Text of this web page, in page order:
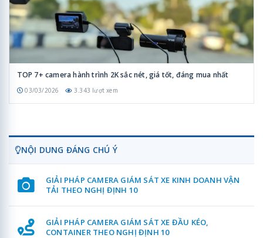
TOP 7+ camera hành trình 2K sắc nét, giá tốt, đáng mua nhất
03/03/2026 3.343 lượt xem
NỘI DUNG ĐÁNG CHÚ Ý
GIẢI PHÁP CAMERA GIÁM SÁT XE KINH DOANH VẬN
TẢI THEO NGHỊ ĐỊNH 10
GIẢI PHÁP CAMERA GIÁM SÁT XE ĐẦU KÉO,
CONTAINER THEO NGHỊ ĐỊNH 10